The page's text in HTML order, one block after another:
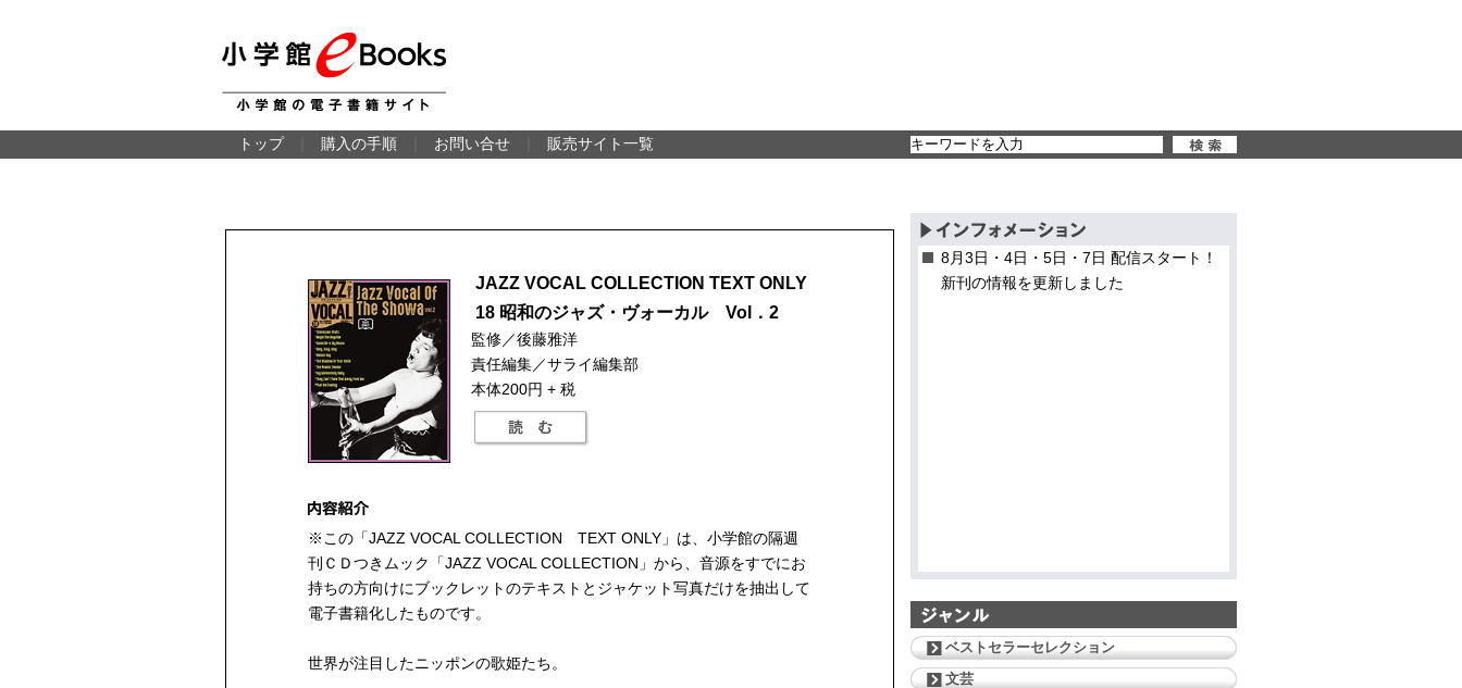
トップ 購入の手順 お問い合せ 販売サイト一覧
JAZZ VOCAL COLLECTION TEXT ONLY
18 昭和のジャズ・ヴォーカル Vol．2
監修／後藤雅洋
責任編集／サライ編集部
本体200円 + 税
※この「JAZZ VOCAL COLLECTION TEXT ONLY」は、小学館の隔週
刊ＣＤつきムック「JAZZ VOCAL COLLECTION」から、音源をすでにお
持ちの方向けにブックレットのテキストとジャケット写真だけを抽出して
電子書籍化したものです。
世界が注目したニッポンの歌姫たち。
8月3日・4日・5日・7日 配信スタート！
新刊の情報を更新しました
ベストセラーセレクション
文芸